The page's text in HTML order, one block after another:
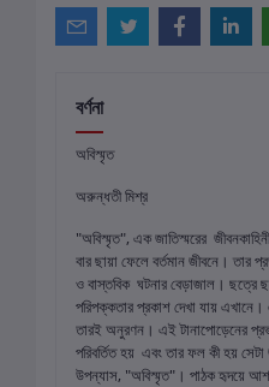
বর্ণনা
অবিস্মৃত
অরুন্ধতী মিশ্র
"অবিস্মৃত", এক জাতিস্মরের
বার ছায়া ফেলে বর্তমান জীবনে। তার
ও বাস্তবিক ঘটনার বেড়াজাল। ছত্রে
পরিপক্কতার প্রকাশ দেখা যায়
তারই অনুরণন। এই টানাপোড়েনের
পরিবর্তিত হয় এবং তার ফল কী হয়
উপন্যাস, "অবিস্মৃত"। পাঠক হৃদয়ে